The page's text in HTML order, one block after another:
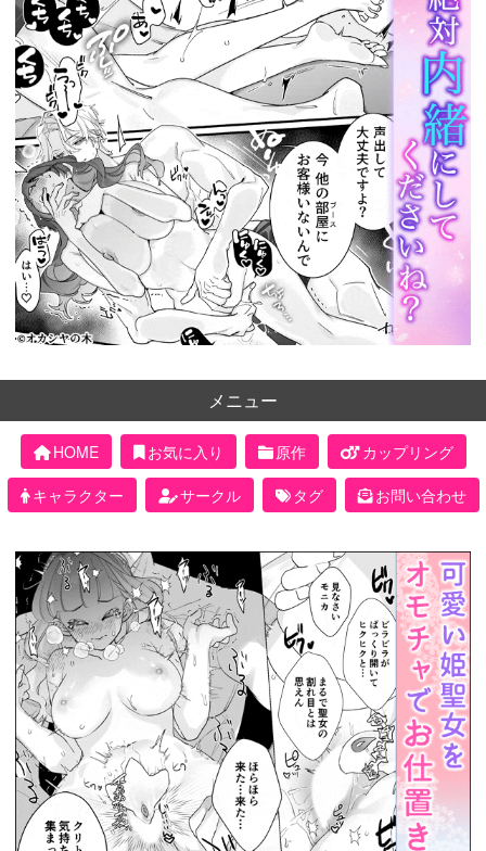
メニュー
HOME お気に入り 原作
カップリング
キャラクター
サークル タグ お問い合わせ